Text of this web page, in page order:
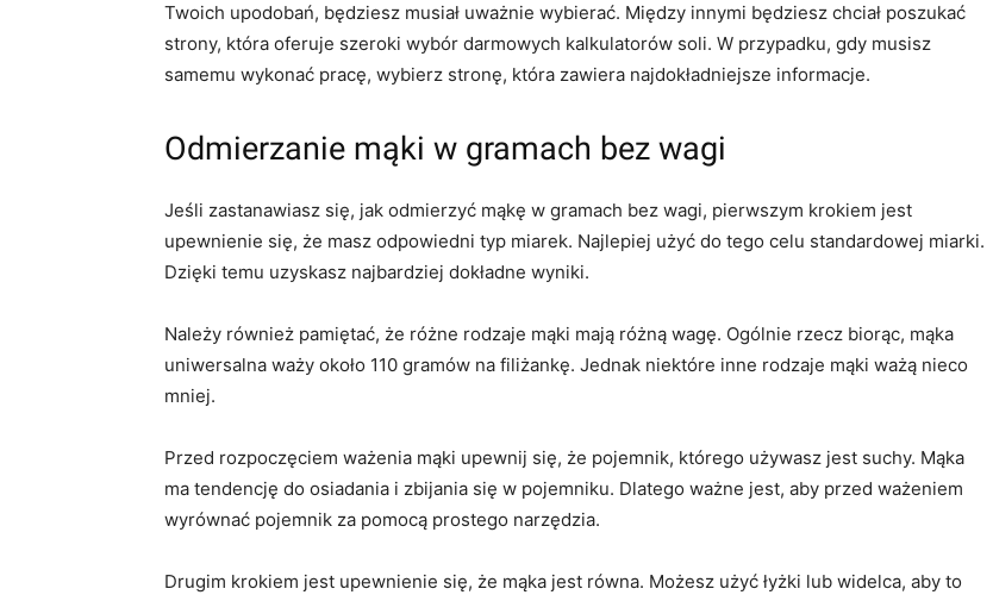
Twoich upodobań, będziesz musiał uważnie wybierać. Między innymi będziesz chciał poszukać
strony, która oferuje szeroki wybór darmowych kalkulatorów soli. W przypadku, gdy musisz
samemu wykonać pracę, wybierz stronę, która zawiera najdokładniejsze informacje.
Odmierzanie mąki w gramach bez wagi
Jeśli zastanawiasz się, jak odmierzyć mąkę w gramach bez wagi, pierwszym krokiem jest
upewnienie się, że masz odpowiedni typ miarek. Najlepiej użyć do tego celu standardowej miarki.
Dzięki temu uzyskasz najbardziej dokładne wyniki.
Należy również pamiętać, że różne rodzaje mąki mają różną wagę. Ogólnie rzecz biorąc, mąka
uniwersalna waży około 110 gramów na filiżankę. Jednak niektóre inne rodzaje mąki ważą nieco
mniej.
Przed rozpoczęciem ważenia mąki upewnij się, że pojemnik, którego używasz jest suchy. Mąka
ma tendencję do osiadania i zbijania się w pojemniku. Dlatego ważne jest, aby przed ważeniem
wyrównać pojemnik za pomocą prostego narzędzia.
Drugim krokiem jest upewnienie się, że mąka jest równa. Możesz użyć łyżki lub widelca, aby to